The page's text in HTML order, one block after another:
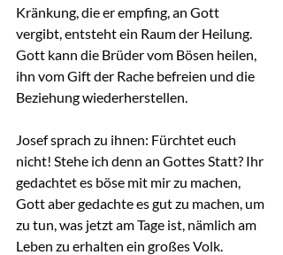
Kränkung, die er empfing, an Gott
vergibt, entsteht ein Raum der Heilung.
Gott kann die Brüder vom Bösen heilen,
ihn vom Gift der Rache befreien und die
Beziehung wiederherstellen.
Josef sprach zu ihnen: Fürchtet euch
nicht! Stehe ich denn an Gottes Statt? Ihr
gedachtet es böse mit mir zu machen,
Gott aber gedachte es gut zu machen, um
zu tun, was jetzt am Tage ist, nämlich am
Leben zu erhalten ein großes Volk.